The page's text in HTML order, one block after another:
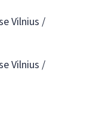
Vilnius /
Vilnius /